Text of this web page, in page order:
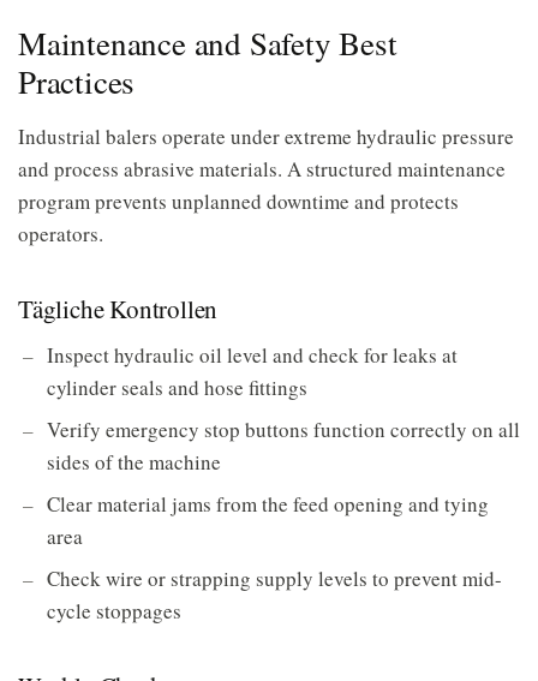
Maintenance and Safety Best
Practices
Industrial balers operate under extreme hydraulic pressure
and process abrasive materials. A structured maintenance
program prevents unplanned downtime and protects
operators.
Tägliche Kontrollen
Inspect hydraulic oil level and check for leaks at
cylinder seals and hose fittings
Verify emergency stop buttons function correctly on all
sides of the machine
Clear material jams from the feed opening and tying
area
Check wire or strapping supply levels to prevent mid-
cycle stoppages